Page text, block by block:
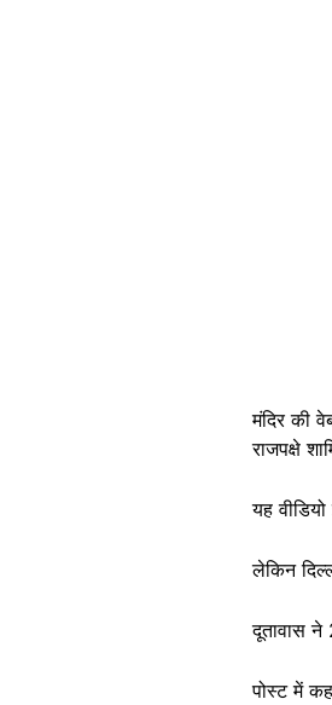
मंदिर की
राजपक्षे
यह
लेकिन
दूतावास
पोस्ट में